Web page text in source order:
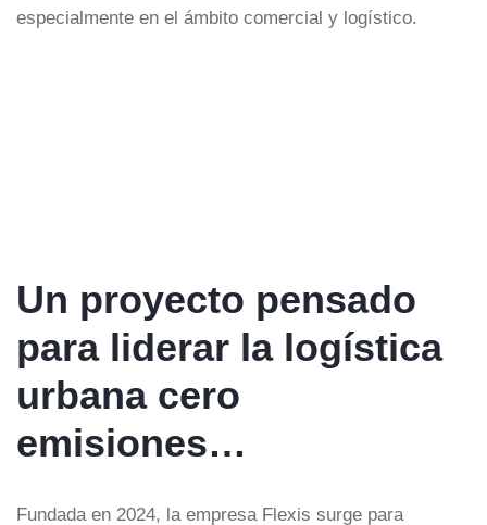
especialmente en el ámbito comercial y logístico.
Un proyecto pensado
para liderar la logística
urbana cero
emisiones…
Fundada en 2024, la empresa Flexis surge para